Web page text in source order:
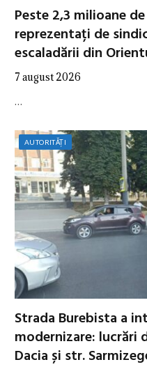
Peste 2,3 milioane
reprezentați de
escaladării din
7 august 2026
…
AUTORITĂȚI
Strada Burebista a
modernizare: lucrări
Dacia și str.